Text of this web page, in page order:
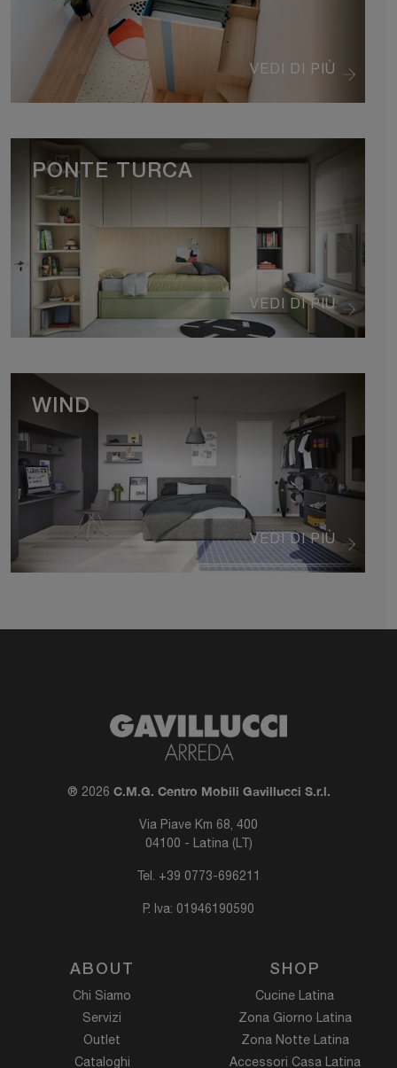
VEDI DI PIÙ
VEDI DI PIÙ
PONTE TURCA
VEDI DI PIÙ
WIND
® 2026 C.M.G. Centro Mobili Gavillucci S.r.l.
Via Piave Km 68, 400
04100 - Latina (LT)
Tel. +39 0773-696211
P. Iva: 01946190590
ABOUT
Chi Siamo
Servizi
Outlet
Cataloghi
SHOP
Cucine Latina
Zona Giorno Latina
Zona Notte Latina
Accessori Casa Latina